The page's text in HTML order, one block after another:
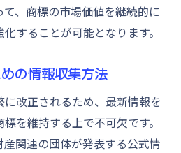
、商標の市場価値を継続的に
することが可能となります。
の情報収集方法
改正されるため、最新情報を
を維持する上で不可欠です。
関連の団体が発表する公式情